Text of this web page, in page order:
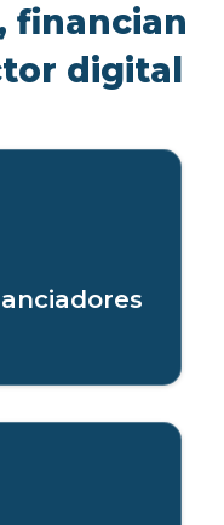
financian
digital